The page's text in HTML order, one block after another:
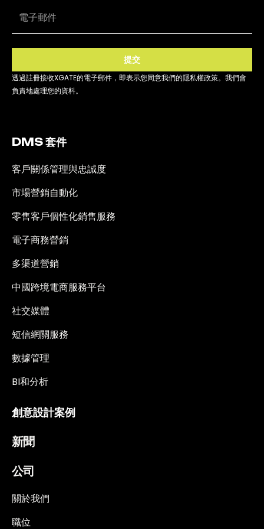
提交
透過註冊接收XGATE的電子郵件，即表示您同意我們的隱私權政策。我們會
負責地處理您的資料。
DMS 套件
客戶關係管理與忠誠度
市場營銷自動化
零售客戶個性化銷售服務
電子商務營銷
多渠道營銷
中國跨境電商服務平台
社交媒體
短信網關服務
數據管理
BI和分析
創意設計案例
新聞
公司
關於我們
職位